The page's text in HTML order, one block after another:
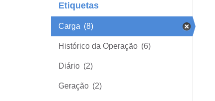
Etiquetas
Carga (8)
Histórico da Operação (6)
Diário (2)
Geração (2)